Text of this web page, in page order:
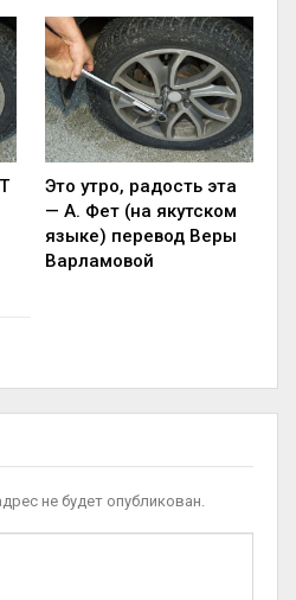
Это утро, радость эта
— А. Фет (на якутском
языке) перевод Веры
Варламовой
не будет опубликован.